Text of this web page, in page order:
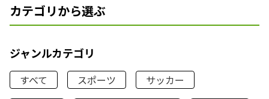
カテゴリから選ぶ
ジャンルカテゴリ
すべて スポーツ
サッカー